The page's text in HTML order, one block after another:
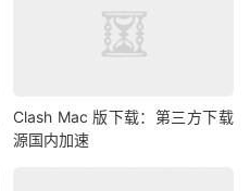
Clash Mac 版下载：第三方下载
源国内加速